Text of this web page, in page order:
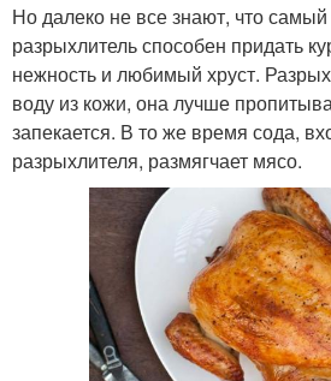
Но далеко не все знают, что
разрыхлитель способен придать
нежность и любимый хруст.
воду из кожи, она лучше
запекается. В то же время сода,
разрыхлителя, размягчает мясо.